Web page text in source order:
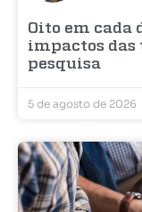
Oito em cada
impactos
pesquisa
5 de agosto de 2026